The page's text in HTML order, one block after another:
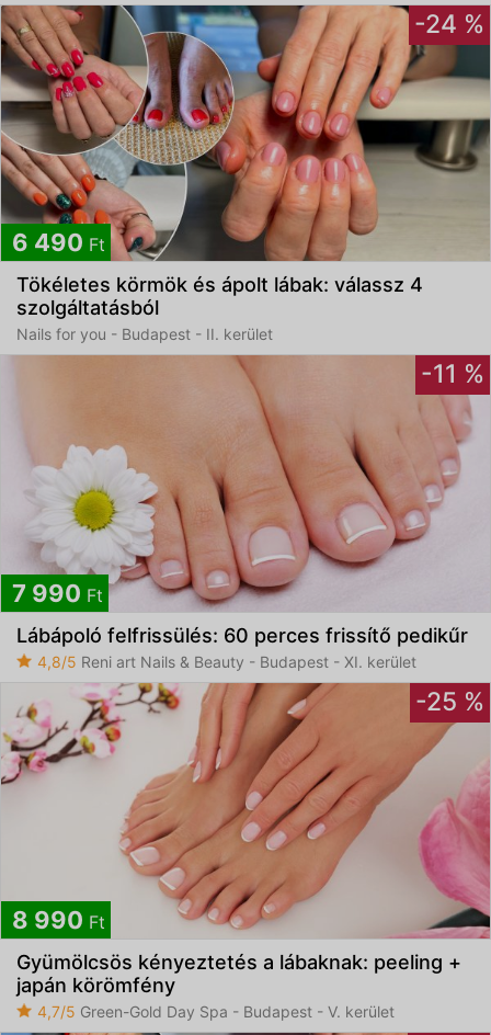
-24 %
6 490 Ft
Tökéletes körmök és ápolt lábak: válassz 4
szolgáltatásból
Nails for you - Budapest - II. kerület
-11 %
7 990 Ft
Lábápoló felfrissülés: 60 perces frissítő pedikűr
4,8/5 Reni art Nails & Beauty - Budapest - XI. kerület
-25 %
8 990 Ft
Gyümölcsös kényeztetés a lábaknak: peeling +
japán körömfény
4,7/5 Green-Gold Day Spa - Budapest - V. kerület